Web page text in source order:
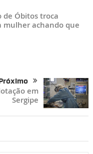
de Óbitos troca
mulher achando que
em
Sergipe